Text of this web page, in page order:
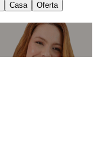
Casa Oferta